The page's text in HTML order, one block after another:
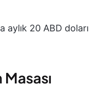
aylık 20 ABD doları